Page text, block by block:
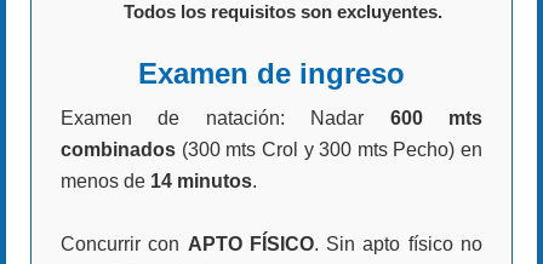
Todos los requisitos son excluyentes.
Examen de ingreso
Examen de natación: Nadar 600 mts
combinados (300 mts Crol y 300 mts Pecho) en
menos de 14 minutos.
Concurrir con APTO FÍSICO. Sin apto físico no